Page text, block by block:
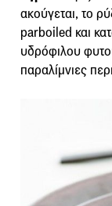
ακούγεται, το
parboiled και
υδρόφιλου
παραλίμνιες